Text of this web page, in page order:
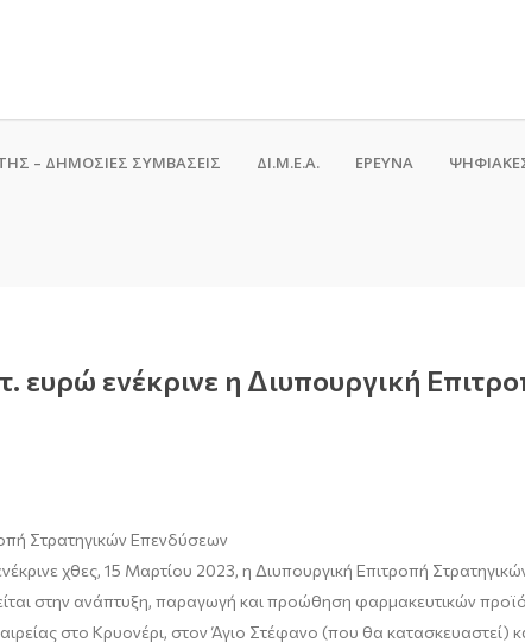
– ΔΗΜΟΣΙΕΣ ΣΥΜΒΑΣΕΙΣ ΔΙ.Μ.Ε.Α. ΕΡΕΥΝΑ
ευρώ ενέκρινε η Διυπουργική
Στρατηγικών Επενδύσεων
χθες, 15 Μαρτίου 2023, η Διυπουργική Επιτροπή
στην ανάπτυξη, παραγωγή και προώθηση φαρμακευτικών
στο Κρυονέρι, στον Άγιο Στέφανο (που θα κατασκευαστεί)